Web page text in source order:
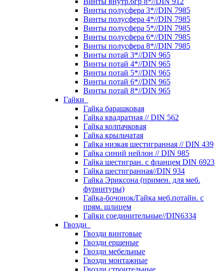
Винты полусфера 3*//DIN 7985
Винты полусфера 4*//DIN 7985
Винты полусфера 5*//DIN 7985
Винты полусфера 6*//DIN 7985
Винты полусфера 8*//DIN 7985
Винты потай 3*//DIN 965
Винты потай 4*//DIN 965
Винты потай 5*//DIN 965
Винты потай 6*//DIN 965
Винты потай 8*//DIN 965
Гайки
Гайка барашковая
Гайка квадратная // DIN 562
Гайка колпачковая
Гайка крыльчатая
Гайка низкая шестигранная // DIN 439
Гайка синий нейлон // DIN 985
Гайка шестигран. с фланцем DIN 6923
Гайка шестигранная//DIN 934
Гайка Эриксона (примен. для меб.
фурнитуры)
Гайка-бочонок/Гайка меб.потайн. с
прям. шлицем
Гайки соединительные//DIN6334
Гвозди
Гвозди винтовые
Гвозди ершеные
Гвозди мебельные
Гвозди монтажные
Гвозди строительные